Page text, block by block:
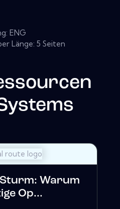
ENG
Länge: 5 Seiten
Warum
Op...